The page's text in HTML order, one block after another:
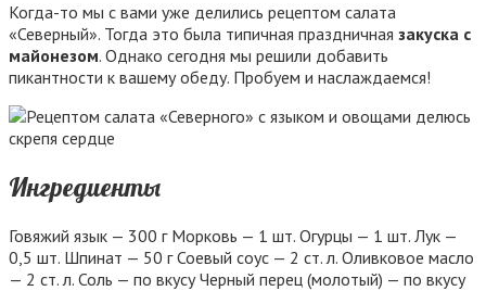
Когда-то мы с вами уже делились рецептом салата
«Северный». Тогда это была типичная праздничная закуска с
майонезом. Однако сегодня мы решили добавить
пикантности к вашему обеду. Пробуем и наслаждаемся!
Ингредиенты
Говяжий язык — 300 г Морковь — 1 шт. Огурцы — 1 шт. Лук —
0,5 шт. Шпинат — 50 г Соевый соус — 2 ст. л. Оливковое масло
— 2 ст. л. Соль — по вкусу Черный перец (молотый) — по вкусу